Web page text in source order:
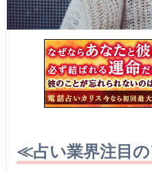
≪占い業界注目